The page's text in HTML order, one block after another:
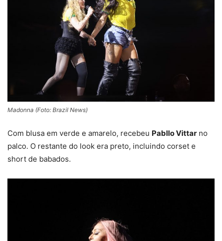
Madonna (Foto: Brazil News)
Com blusa em verde e amarelo, recebeu Pabllo Vittar no
palco. O restante do look era preto, incluindo corset e
short de babados.